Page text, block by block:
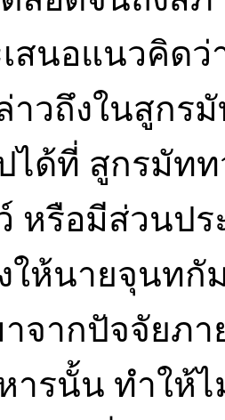
สนอแนวคิดว่
าวถึงในสูกร
ได้ที่ สูกรมัท
หรือมีส่วนป
ให้นายจุนท
จากปัจจัยภ
ารนั้น ทำให้